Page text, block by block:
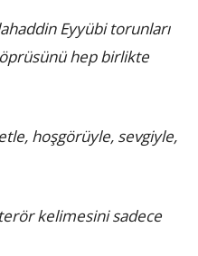
Eyyübi torunları
hep birlikte
hoşgörüyle, sevgiyle,
kelimesini sadece